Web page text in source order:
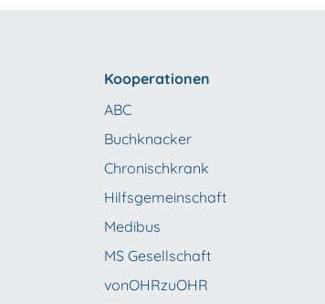
Kooperationen
ABC
Buchknacker
Chronischkrank
Hilfsgemeinschaft
Medibus
MS Gesellschaft
vonOHRzuOHR